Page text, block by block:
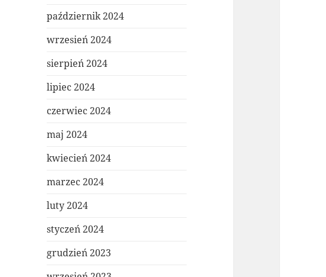
październik 2024
wrzesień 2024
sierpień 2024
lipiec 2024
czerwiec 2024
maj 2024
kwiecień 2024
marzec 2024
luty 2024
styczeń 2024
grudzień 2023